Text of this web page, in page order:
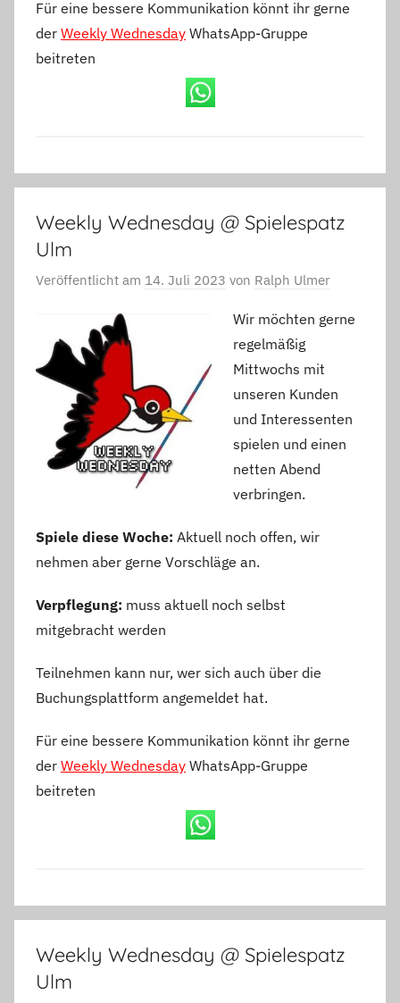
Für eine bessere Kommunikation könnt ihr gerne
der Weekly Wednesday WhatsApp-Gruppe
beitreten
Weekly Wednesday @ Spielespatz
Ulm
Veröffentlicht am 14. Juli 2023 von Ralph Ulmer
Wir möchten gerne
regelmäßig
Mittwochs mit
unseren Kunden
und Interessenten
spielen und einen
netten Abend
verbringen.
Spiele diese Woche: Aktuell noch offen, wir
nehmen aber gerne Vorschläge an.
Verpflegung: muss aktuell noch selbst
mitgebracht werden
Teilnehmen kann nur, wer sich auch über die
Buchungsplattform angemeldet hat.
Für eine bessere Kommunikation könnt ihr gerne
der Weekly Wednesday WhatsApp-Gruppe
beitreten
Weekly Wednesday @ Spielespatz
Ulm